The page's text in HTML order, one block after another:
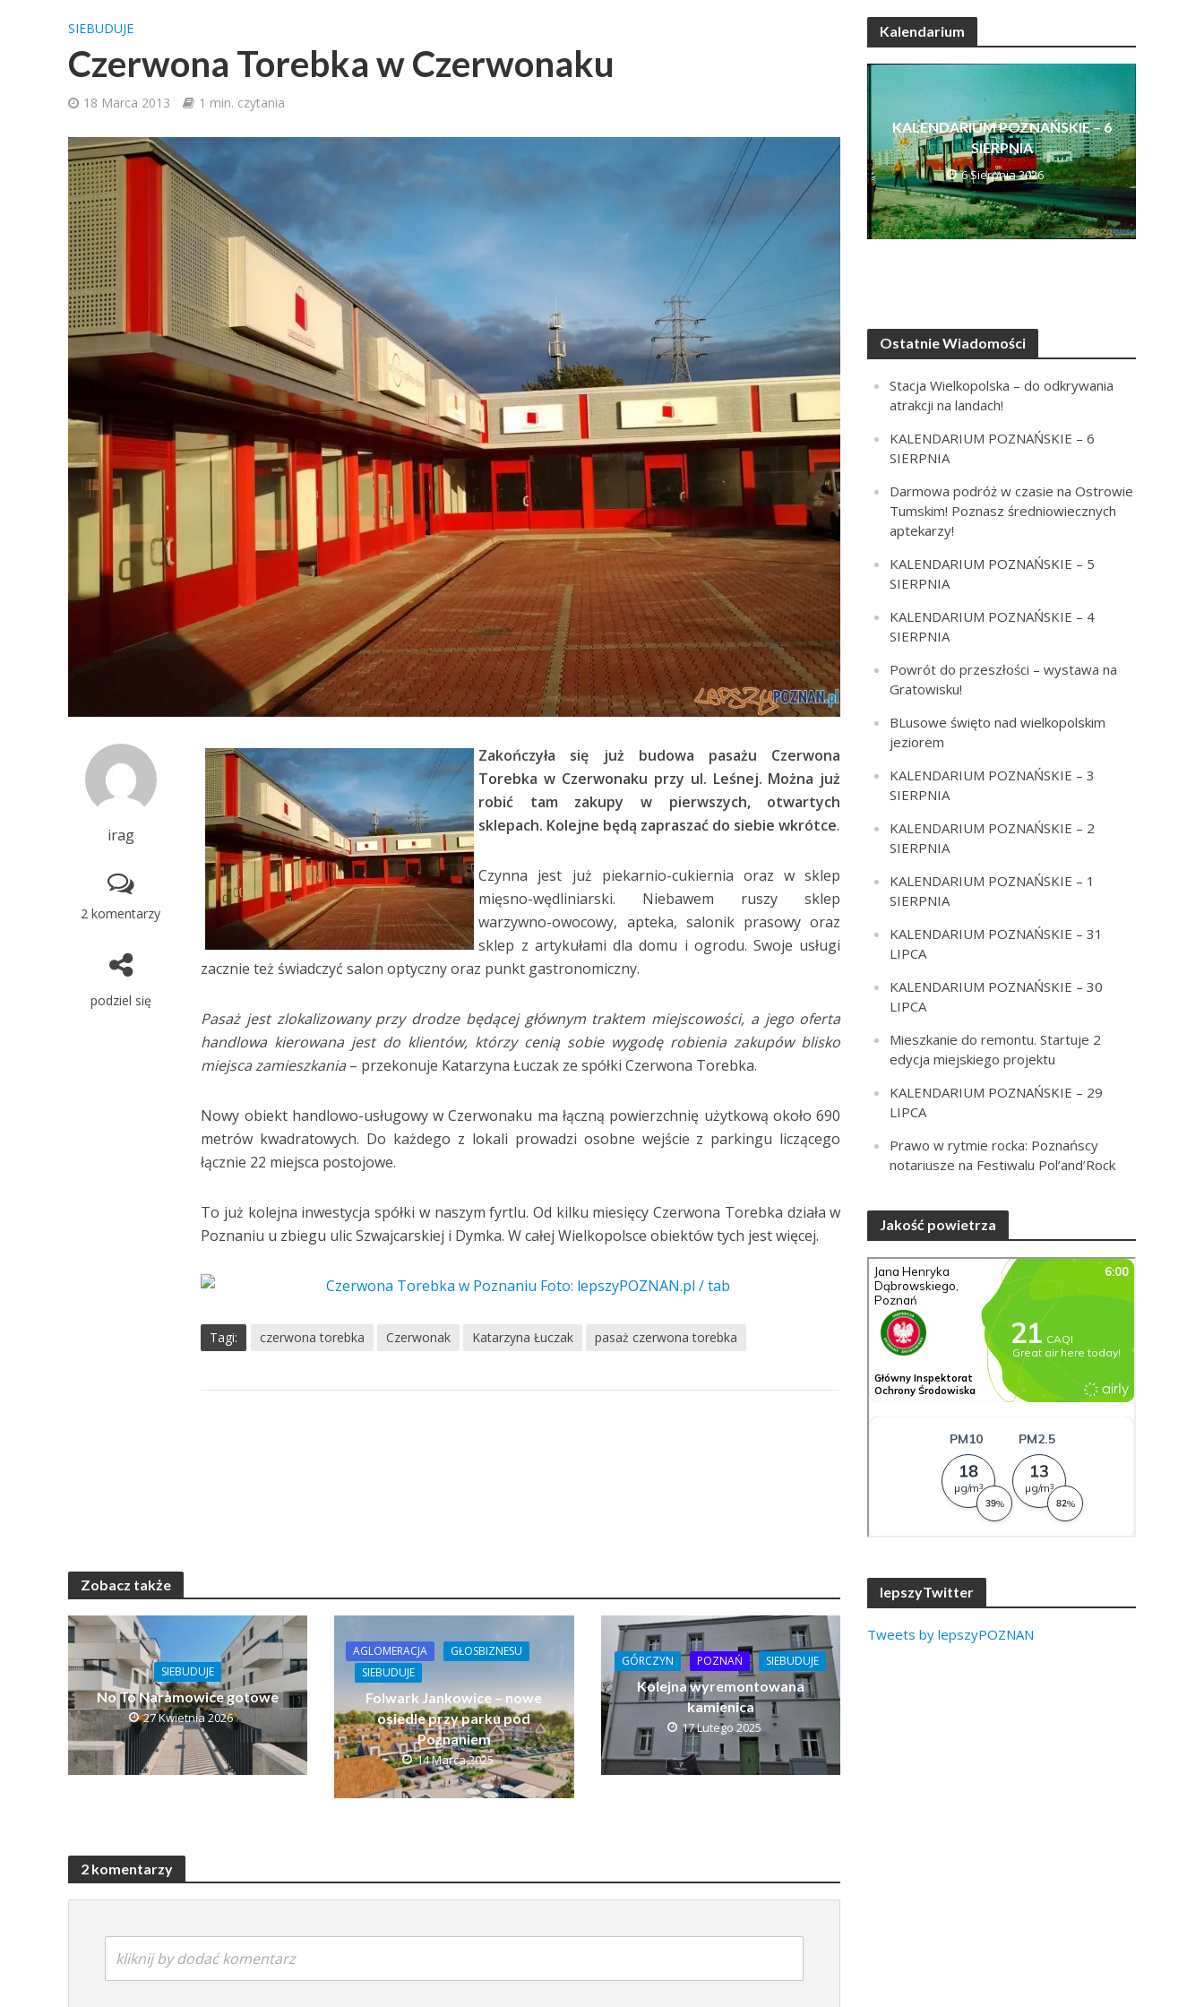
SIEBUDUJE
Czerwona Torebka w Czerwonaku
18 Marca 2013 1 min. czytania
irag
2 komentarzy
podziel się
Zakończyła się już budowa pasażu Czerwona
Torebka w Czerwonaku przy ul. Leśnej. Można już
robić tam zakupy w pierwszych, otwartych
sklepach. Kolejne będą zapraszać do siebie wkrótce.
Czynna jest już piekarnio-cukiernia oraz w sklep
mięsno-wędliniarski. Niebawem ruszy sklep
warzywno-owocowy, apteka, salonik prasowy oraz
sklep z artykułami dla domu i ogrodu. Swoje usługi
zacznie też świadczyć salon optyczny oraz punkt gastronomiczny.
Pasaż jest zlokalizowany przy drodze będącej głównym traktem miejscowości, a jego oferta
handlowa kierowana jest do klientów, którzy cenią sobie wygodę robienia zakupów blisko
miejsca zamieszkania – przekonuje Katarzyna Łuczak ze spółki Czerwona Torebka.
Nowy obiekt handlowo-usługowy w Czerwonaku ma łączną powierzchnię użytkową około 690
metrów kwadratowych. Do każdego z lokali prowadzi osobne wejście z parkingu liczącego
łącznie 22 miejsca postojowe.
To już kolejna inwestycja spółki w naszym fyrtlu. Od kilku miesięcy Czerwona Torebka działa w
Poznaniu u zbiegu ulic Szwajcarskiej i Dymka. W całej Wielkopolsce obiektów tych jest więcej.
Tagi: czerwona torebka Czerwonak Katarzyna Łuczak pasaż czerwona torebka
Zobacz także
SIEBUDUJE
No To Naramowice gotowe
27 Kwietnia 2026
AGLOMERACJA
GŁOSBIZNESU
SIEBUDUJE
Folwark Jankowice – nowe
osiedle przy parku pod
Poznaniem
14 Marca 2025
GÓRCZYN POZNAŃ SIEBUDUJE
Kolejna wyremontowana
kamienica
17 Lutego 2025
2 komentarzy
kliknij by dodać komentarz
Kalendarium
KALENDARIUM POZNAŃSKIE – 6
SIERPNIA
6 Sierpnia 2026
Ostatnie Wiadomości
Stacja Wielkopolska – do odkrywania
atrakcji na landach!
KALENDARIUM POZNAŃSKIE – 6
SIERPNIA
Darmowa podróż w czasie na Ostrowie
Tumskim! Poznasz średniowiecznych
aptekarzy!
KALENDARIUM POZNAŃSKIE – 5
SIERPNIA
KALENDARIUM POZNAŃSKIE – 4
SIERPNIA
Powrót do przeszłości – wystawa na
Gratowisku!
BLusowe święto nad wielkopolskim
jeziorem
KALENDARIUM POZNAŃSKIE – 3
SIERPNIA
KALENDARIUM POZNAŃSKIE – 2
SIERPNIA
KALENDARIUM POZNAŃSKIE – 1
SIERPNIA
KALENDARIUM POZNAŃSKIE – 31
LIPCA
KALENDARIUM POZNAŃSKIE – 30
LIPCA
Mieszkanie do remontu. Startuje 2
edycja miejskiego projektu
KALENDARIUM POZNAŃSKIE – 29
LIPCA
Prawo w rytmie rocka: Poznańscy
notariusze na Festiwalu Pol’and’Rock
Jakość powietrza
lepszyTwitter
Tweets by lepszyPOZNAN